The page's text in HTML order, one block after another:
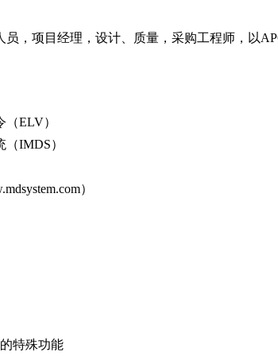
，项目经理，设计、质量，采购工程师，以
ELV）
IMDS）
）
特殊功能